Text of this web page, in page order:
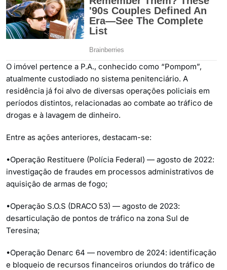
O imóvel pertence a P.A., conhecido como “Pompom”,
atualmente custodiado no sistema penitenciário. A
residência já foi alvo de diversas operações policiais em
períodos distintos, relacionadas ao combate ao tráfico de
drogas e à lavagem de dinheiro.
Entre as ações anteriores, destacam-se:
•Operação Restituere (Polícia Federal) — agosto de 2022:
investigação de fraudes em processos administrativos de
aquisição de armas de fogo;
•Operação S.O.S (DRACO 53) — agosto de 2023:
desarticulação de pontos de tráfico na zona Sul de
Teresina;
•Operação Denarc 64 — novembro de 2024: identificação
e bloqueio de recursos financeiros oriundos do tráfico de